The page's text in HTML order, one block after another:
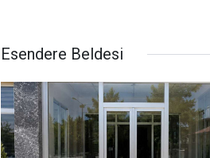
Esendere Beldesi